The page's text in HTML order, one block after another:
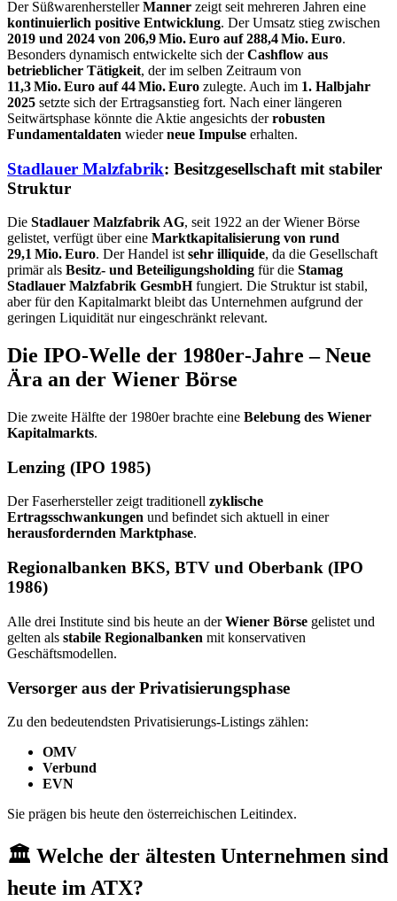
Der SüßwarenherstellerManner zeigt seit mehreren Jahren eine
kontinuierlich positive Entwicklung. Der Umsatz stieg zwischen
2019 und 2024 von 206,9 Mio. Euro auf 288,4 Mio. Euro.
Besonders dynamisch entwickelte sich derCashflow aus
betrieblicher Tätigkeit, der im selben Zeitraum von
11,3 Mio. Euro auf 44 Mio. Euro zulegte. Auch im 1. Halbjahr
2025 setzte sich der Ertragsanstieg fort. Nach einer längeren
Seitwärtsphase könnte die Aktie angesichts derrobusten
Fundamentaldaten wiederneue Impulse erhalten.
Stadlauer Malzfabrik: Besitzgesellschaft mit stabiler
Struktur
Die Stadlauer Malzfabrik AG, seit 1922 an der Wiener Börse
gelistet, verfügt über eine Marktkapitalisierung von rund
29,1 Mio. Euro. Der Handel ist sehr illiquide, da die Gesellschaft
primär als Besitz- und Beteiligungsholding für die Stamag
Stadlauer Malzfabrik GesmbHfungiert. Die Struktur ist stabil,
aber für den Kapitalmarkt bleibt das Unternehmen aufgrund der
geringen Liquidität nur eingeschränkt relevant.
Die IPO‑Welle der 1980er‑Jahre – Neue
Ära an der Wiener Börse
Die zweite Hälfte der 1980er brachte eine Belebung des Wiener
Kapitalmarkts.
Lenzing (IPO 1985)
Der Faserhersteller zeigt traditionell zyklische
Ertragsschwankungen und befindet sich aktuell in einer
herausfordernden Marktphase.
Regionalbanken BKS, BTV und Oberbank (IPO
1986)
Alle drei Institute sind bis heute an derWiener Börse gelistet und
gelten als stabile Regionalbanken mit konservativen
Geschäftsmodellen.
Versorger aus der Privatisierungsphase
Zu den bedeutendsten Privatisierungs‑Listings zählen:
OMV
Verbund
EVN
Sie prägen bis heute den österreichischen Leitindex.
🏛️ Welche der ältesten Unternehmen sind
heute im ATX?